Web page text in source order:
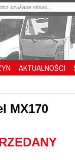
AKTUALNOŚCI
MX170